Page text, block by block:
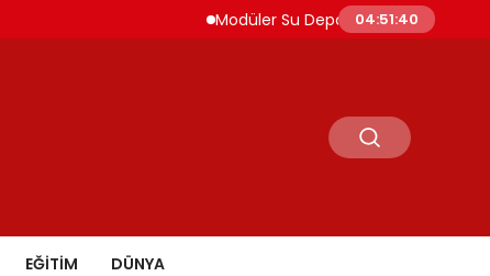
Modüler Su Deposu Çözümlerinde
04:51:41
EĞİTİM DÜNYA